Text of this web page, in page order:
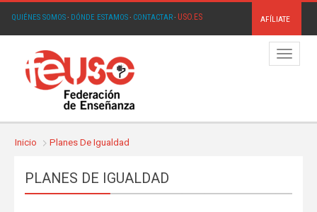
QUIÉNES SOMOS· DÓNDE ESTAMOS· CONTACTAR· USO.ES AFÍLIATE
Menú
Inicio Planes De Igualdad
PLANES DE IGUALDAD